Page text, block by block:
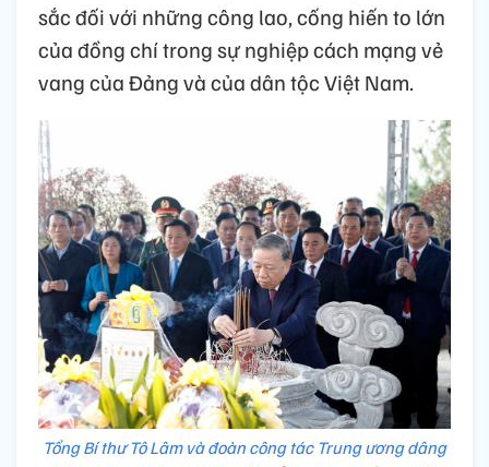
sắc đối với những công lao, cống hiến to lớn
của đồng chí trong sự nghiệp cách mạng vẻ
vang của Đảng và của dân tộc Việt Nam.
Tổng Bí thư Tô Lâm và đoàn công tác Trung ương dâng